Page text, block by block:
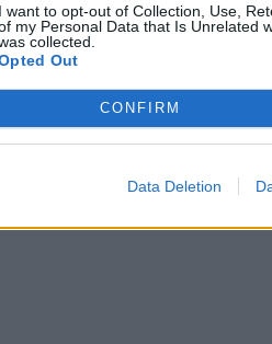
I want to opt-out of Collection, Use,
my Personal Data that Is Unrelated
collected.
Out
CONFIRM
Data Deletion